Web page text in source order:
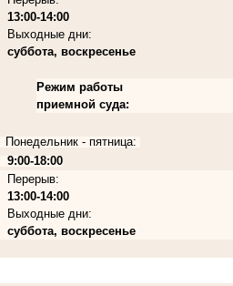
13:00-14:00
Выходные дни:
суббота, воскресенье
Режим работы
приемной суда:
Понедельник - пятница:
9:00-18:00
Перерыв:
13:00-14:00
Выходные дни:
суббота, воскресенье